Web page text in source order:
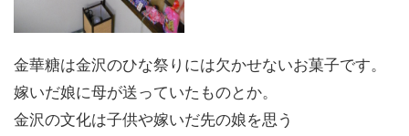
金華糖は金沢のひな祭りには欠かせないお菓子です。
嫁いだ娘に母が送っていたものとか。
金沢の文化は子供や嫁いだ先の娘を思う